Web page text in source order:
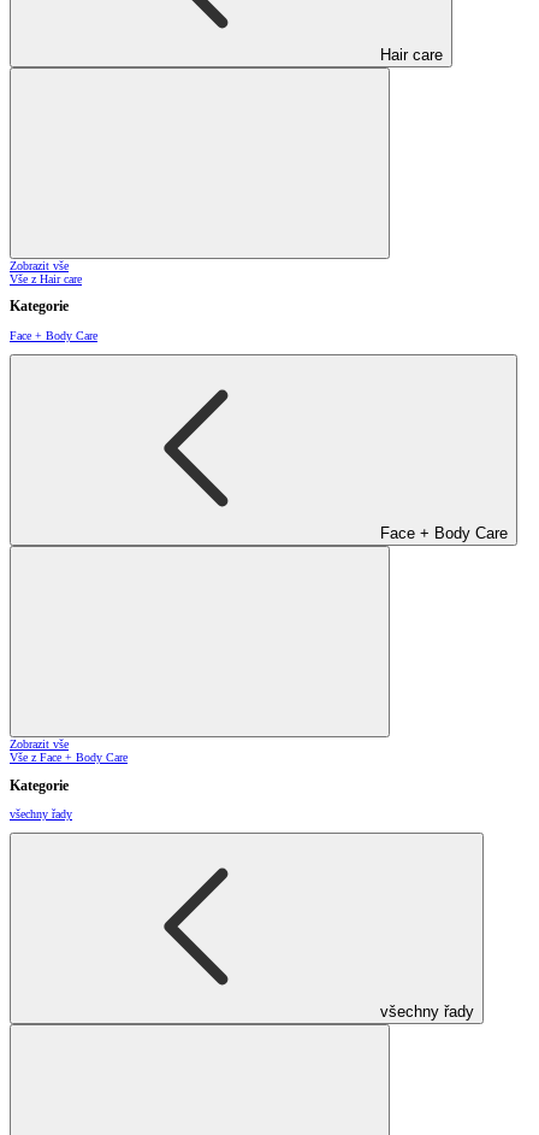
Hair care
Zobrazit vše
Vše z Hair care
Kategorie
Face + Body Care
Face + Body Care
Zobrazit vše
Vše z Face + Body Care
Kategorie
všechny řady
všechny řady